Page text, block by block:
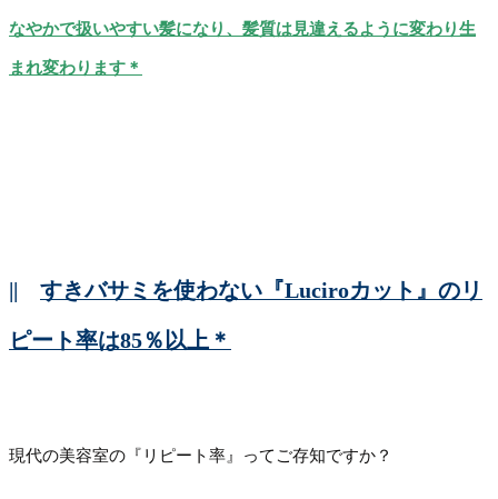
なやかで扱いやすい髪になり、髪質は見違えるように変わり生
まれ変わります＊
すきバサミを使わない『Luciroカット』のリ
ピート率は85％以上＊
現代の美容室の『リピート率』ってご存知ですか？